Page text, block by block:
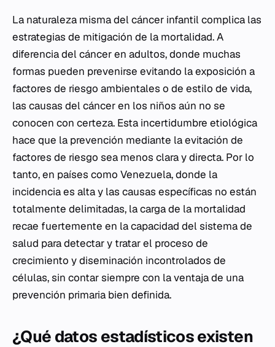
La naturaleza misma del cáncer infantil complica las
estrategias de mitigación de la mortalidad. A
diferencia del cáncer en adultos, donde muchas
formas pueden prevenirse evitando la exposición a
factores de riesgo ambientales o de estilo de vida,
las causas del cáncer en los niños aún no se
conocen con certeza. Esta incertidumbre etiológica
hace que la prevención mediante la evitación de
factores de riesgo sea menos clara y directa. Por lo
tanto, en países como Venezuela, donde la
incidencia es alta y las causas específicas no están
totalmente delimitadas, la carga de la mortalidad
recae fuertemente en la capacidad del sistema de
salud para detectar y tratar el proceso de
crecimiento y diseminación incontrolados de
células, sin contar siempre con la ventaja de una
prevención primaria bien definida.
¿Qué datos estadísticos existen